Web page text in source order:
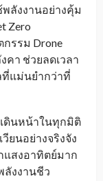
ลังงานอย่างคุ้ม
Zero
กรรม Drone
คา ช่วยลดเวลา
แม่นยำกว่าที่
ดินหน้าในทุกมิติ
ยนอย่างจริงจัง
แสงอาทิตย์มาก
ลังงานชีว